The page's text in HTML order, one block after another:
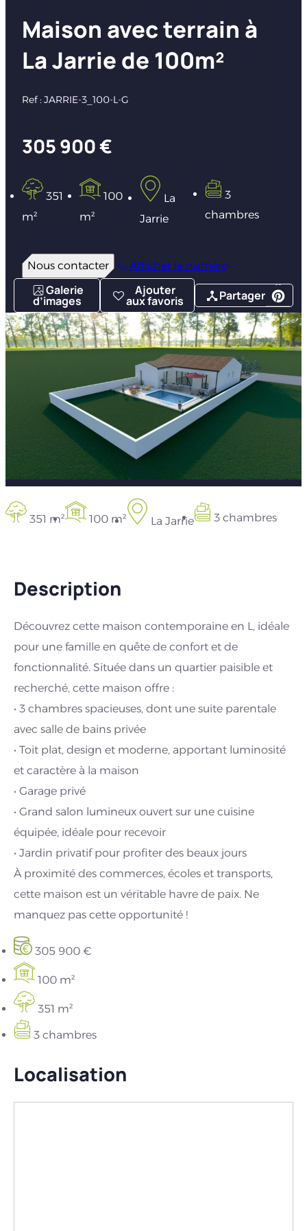
Maison avec terrain à
La Jarrie de 100m²
Ref : JARRIE-3_100-L-G
305 900 €
351
m²
100
m²
La
Jarrie
3
chambres
Nous contacter Afficher le numéro
Galerie
d’images
Ajouter
aux favoris Partager
351 m² 100 m² La Jarrie 3 chambres
Description
Découvrez cette maison contemporaine en L, idéale
pour une famille en quête de confort et de
fonctionnalité. Située dans un quartier paisible et
recherché, cette maison offre :
• 3 chambres spacieuses, dont une suite parentale
avec salle de bains privée
• Toit plat, design et moderne, apportant luminosité
et caractère à la maison
• Garage privé
• Grand salon lumineux ouvert sur une cuisine
équipée, idéale pour recevoir
• Jardin privatif pour profiter des beaux jours
À proximité des commerces, écoles et transports,
cette maison est un véritable havre de paix. Ne
manquez pas cette opportunité !
305 900 €
100 m²
351 m²
3 chambres
Localisation